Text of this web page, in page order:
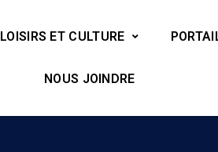
LOISIRS ET CULTURE
NOUS JOINDRE